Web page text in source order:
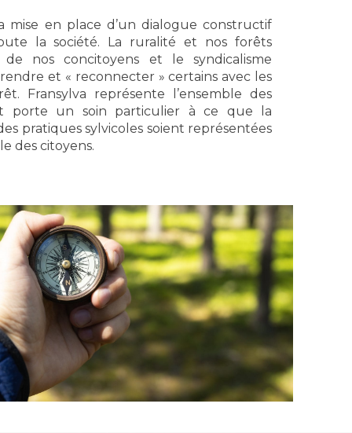
mise en place d’un dialogue constructif
la société. La ruralité et nos forêts
nos concitoyens et le syndicalisme
et « reconnecter » certains avec les
Fransylva représente l’ensemble des
porte un soin particulier à ce que la
pratiques sylvicoles soient représentées
des citoyens.